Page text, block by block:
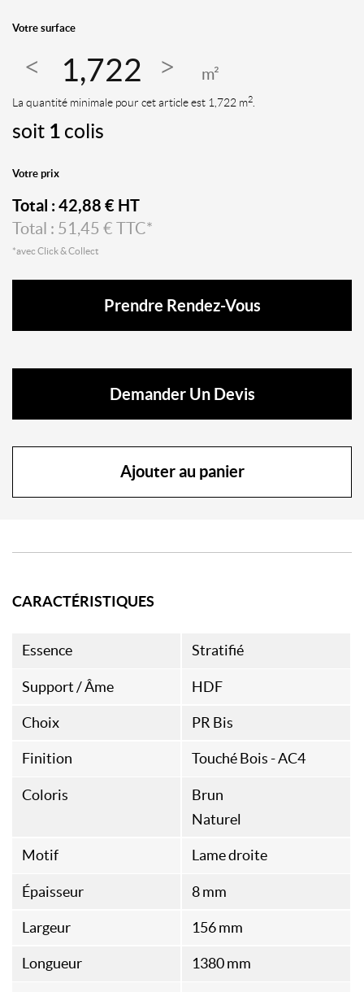
Votre surface
m²
La quantité minimale pour cet article est 1,722 m2
soit 1 colis
Votre prix
Total :42,88 € HT
Total : 51,45 € TTC*
*avec Click & Collect
Prendre Rendez-Vous
Demander Un Devis
Ajouter au panier
CARACTÉRISTIQUES
Essence Stratifié
Support / Âme HDF
Choix PR Bis
Finition Touché Bois - AC4
Coloris
Brun
Naturel
Motif Lame droite
Épaisseur 8 mm
Largeur 156 mm
Longueur 1380 mm